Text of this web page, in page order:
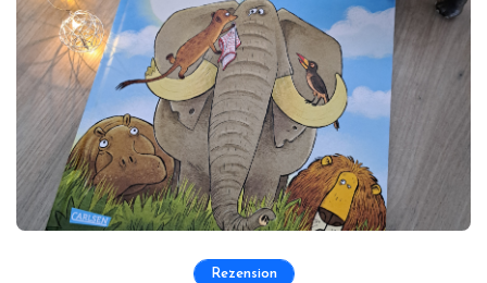
Rezension